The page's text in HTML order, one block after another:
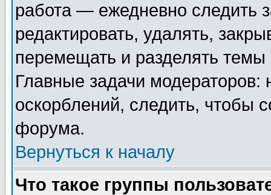
работа — ежедневно следить
редактировать, удалять,
перемещать и разделять
Главные задачи
оскорблений, следить, чтобы
форума.
Вернуться к началу
Что такое группы